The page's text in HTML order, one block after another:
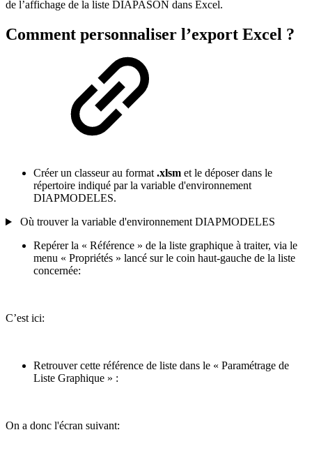
de l’affichage de la liste DIAPASON dans Excel.
Comment personnaliser l’export Excel ?
Créer un classeur au format .xlsm et le déposer dans le
répertoire indiqué par la variable d'environnement
DIAPMODELES.
Où trouver la variable d'environnement DIAPMODELES
Repérer la « Référence » de la liste graphique à traiter, via le
menu « Propriétés » lancé sur le coin haut-gauche de la liste
concernée:
C’est ici:
Retrouver cette référence de liste dans le « Paramétrage de
Liste Graphique » :
On a donc l'écran suivant: